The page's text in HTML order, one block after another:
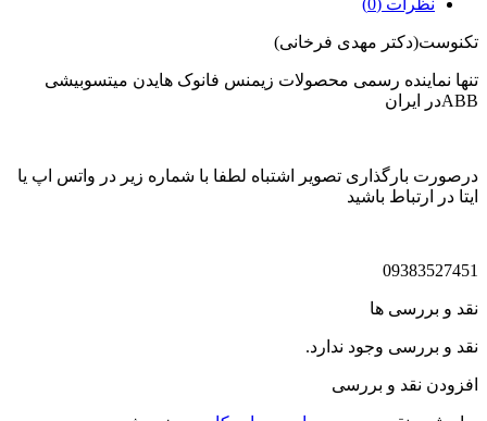
تکنوست(دکتر مهدی فرخانی)
تنها نماینده رسمی محصولات زیمنس فانوک هایدن میتسوبیشی
ABBدر ایران
درصورت بارگذاری تصویر اشتباه لطفا با شماره زیر در واتس اپ یا
ایتا در ارتباط باشید
09383527451
نقد و بررسی ها
نقد و بررسی وجود ندارد.
افزودن نقد و بررسی